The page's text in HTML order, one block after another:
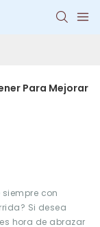
Para Mejorar
con
Si desea
hora de abrazar